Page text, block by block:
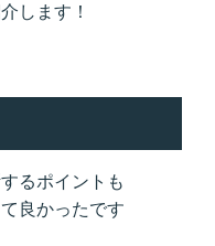
します！
るポイントも
良かったです